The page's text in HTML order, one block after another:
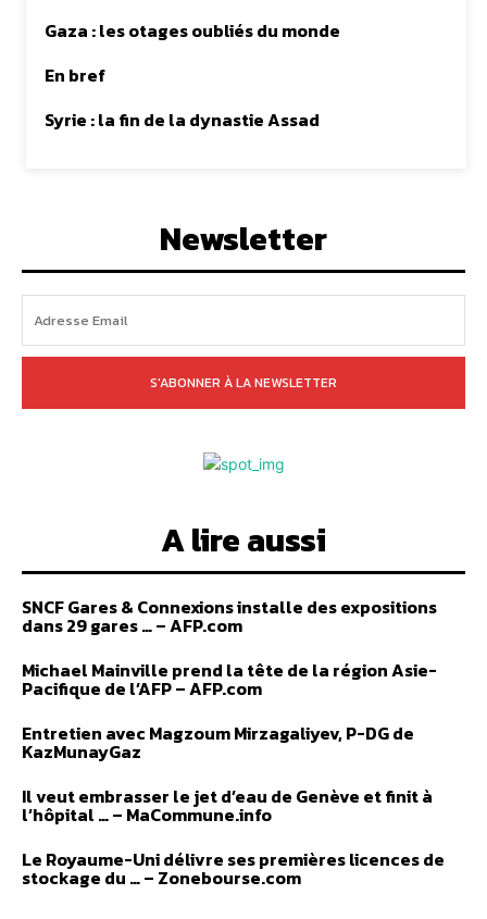
Gaza : les otages oubliés du monde
En bref
Syrie : la fin de la dynastie Assad
Newsletter
S'ABONNER À LA NEWSLETTER
A lire aussi
SNCF Gares & Connexions installe des expositions
dans 29 gares … – AFP.com
Michael Mainville prend la tête de la région Asie-
Pacifique de l’AFP – AFP.com
Entretien avec Magzoum Mirzagaliyev, P-DG de
KazMunayGaz
Il veut embrasser le jet d’eau de Genève et finit à
l’hôpital … – MaCommune.info
Le Royaume-Uni délivre ses premières licences de
stockage du … – Zonebourse.com